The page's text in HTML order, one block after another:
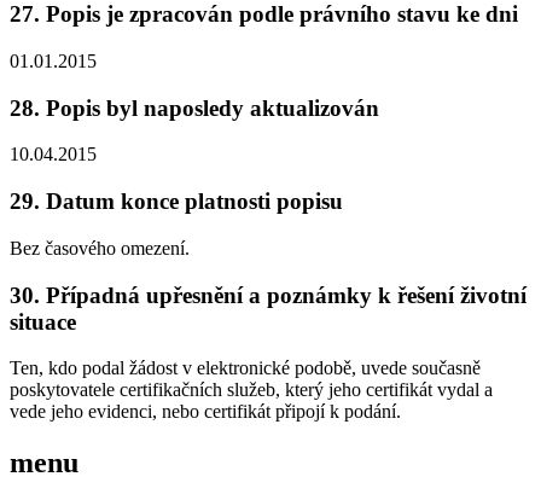
27. Popis je zpracován podle právního stavu ke dni
01.01.2015
28. Popis byl naposledy aktualizován
10.04.2015
29. Datum konce platnosti popisu
Bez časového omezení.
30. Případná upřesnění a poznámky k řešení životní
situace
Ten, kdo podal žádost v elektronické podobě, uvede současně
poskytovatele certifikačních služeb, který jeho certifikát vydal a
vede jeho evidenci, nebo certifikát připojí k podání.
menu